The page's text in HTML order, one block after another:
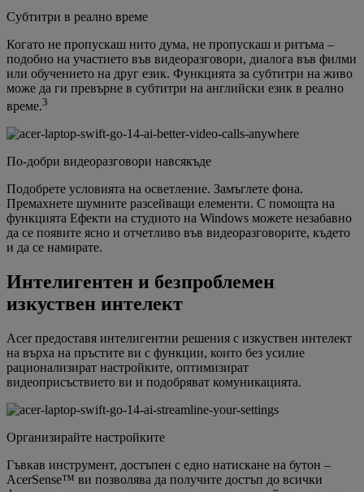
Субтитри в реално време
Когато не пропускаш нито дума, не пропускаш и ритъма –
подобно на участието във видеоразговори, диалога във филми
или обучението на друг език. Функцията за субтитри на живо
може да ги превърне в субтитри на английски език в реално
време.3
По-добри видеоразговори навсякъде
Подобрете условията на осветление. Замъглете фона.
Премахнете шумните разсейващи елементи. С помощта на
функцията Ефекти на студиото на Windows можете незабавно
да се появите ясно и отчетливо във видеоразговорите, където
и да се намирате.
Интелигентен и безпроблемен
изкуствен интелект
Acer предоставя интелигентни решения с изкуствен интелект
на върха на пръстите ви с функции, които без усилие
рационализират настройките, оптимизират
видеоприсъствието ви и подобряват комуникацията.
Организирайте настройките
Гъвкав инструмент, достъпен с едно натискане на бутон –
AcerSense™ ви позволява да получите достъп до всички